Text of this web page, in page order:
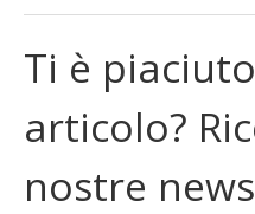
Ti è
articolo?
nostre